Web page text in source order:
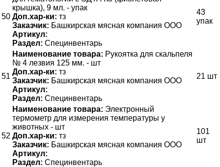
50
крышка), 9 мл. - упак
Доп.хар-ки: тз
Заказчик: Башкирская мясная компания ООО
Артикул:
Раздел: Специнвентарь
43
упак
51
Наименование товара: Рукоятка для скальпеля
№ 4 лезвия 125 мм. - шт
Доп.хар-ки: тз
Заказчик: Башкирская мясная компания ООО
Артикул:
Раздел: Специнвентарь
21 шт
52
Наименование товара: Электронный
термометр для измерения температуры у
животных - шт
Доп.хар-ки: тз
Заказчик: Башкирская мясная компания ООО
Артикул:
Раздел: Специнвентарь
101
шт